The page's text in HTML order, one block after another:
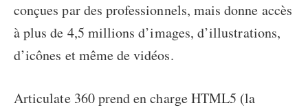
conçues par des professionnels, mais donne accès
à plus de 4,5 millions d’images, d’illustrations,
d’icônes et même de vidéos.
Articulate 360 prend en charge HTML5 (la